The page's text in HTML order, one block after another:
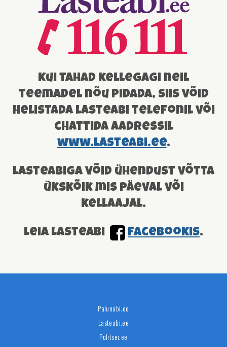
Kui tahad kellegagi neil
teemadel nõu pidada, siis võid
helistada lasteabi telefonil või
chattida aadressil
www.lasteabi.ee.
Lasteabiga võid ühendust võtta
ükskõik mis päeval või
kellaajal.
Leia Lasteabi facebookis.
Palunabi.ee
Lasteabi.ee
Politsei.ee